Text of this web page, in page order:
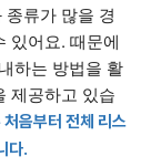
류가 많을 경
있어요. 때문에
하는 방법을 활
제공하고 있습
음부터 전체 리스
다.